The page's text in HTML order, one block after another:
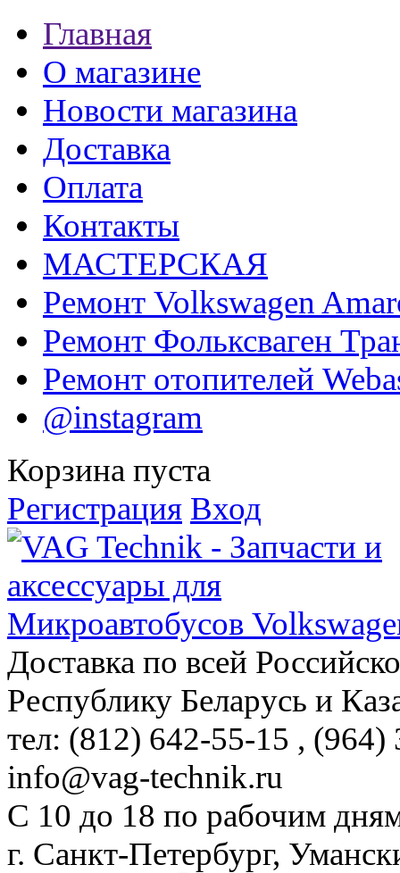
Главная
О магазине
Новости магазина
Доставка
Оплата
Контакты
МАСТЕРСКАЯ
Ремонт Volkswagen
Ремонт Фольксваген
Ремонт отопителей
@instagram
Корзина пуста
Регистрация Вход
Доставка по всей
Республику Беларусь и
тел: (812) 642-55-15 , (964)
info@vag-technik.ru
С 10 до 18 по рабочим
г. Санкт-Петербург,